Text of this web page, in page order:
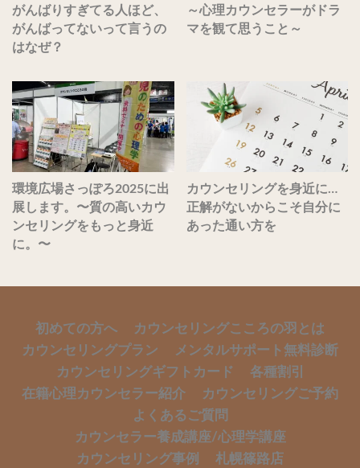
がんばりすぎてる人ほど、
がんばってないって言うの
はなぜ？
～心理カウンセラーがドラ
マを観て思うこと～
環境広場さっぽろ2025に出
展します。〜質の高いカウ
ンセリングをもっと身近
に。〜
カウンセリングを身近に…
正解がないからこそ自分に
あった通い方を
初めての方へ
カウンセリングこころの羽とは
カウンセリングプラン
メンタルサポート無料診断
カウンセリングギフトカード
各種割引
在籍心理カウンセラー紹介
カウンセリングご予約
よくあるご質問
カウンセラー養成講座/心理学講座
カウンセリング事例
札幌篠路店